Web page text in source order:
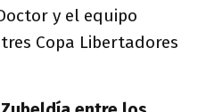
y el equipo
Copa Libertadores